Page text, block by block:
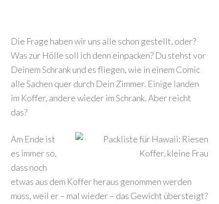
Die Frage haben wir uns alle schon gestellt, oder?
Was zur Hölle soll ich denn einpacken? Du stehst vor
Deinem Schrank und es fliegen, wie in einem Comic
alle Sachen quer durch Dein Zimmer. Einige landen
im Koffer, andere wieder im Schrank. Aber reicht
das?
Am Ende ist
es immer so,
dass noch
etwas aus dem Koffer heraus genommen werden
muss, weil er – mal wieder – das Gewicht übersteigt?